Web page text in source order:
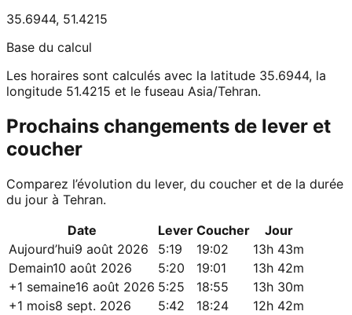
35.6944, 51.4215
Base du calcul
Les horaires sont calculés avec la latitude 35.6944, la
longitude 51.4215 et le fuseau Asia/Tehran.
Prochains changements de lever et
coucher
Comparez l’évolution du lever, du coucher et de la durée
du jour à Tehran.
Date
Lever Coucher
Jour
Aujourd’hui9 août 2026 5:19 19:02
13h 43m
Demain10 août 2026 5:20 19:01
13h 42m
+1 semaine16 août 2026 5:25 18:55
13h 30m
+1 mois8 sept. 2026 5:42 18:24 12h 42m